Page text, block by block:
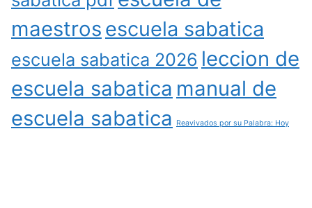
maestros escuela sabatica
escuela sabatica 2026 leccion de
escuela sabatica manual de
escuela sabatica
Reavivados por su Palabra: Hoy